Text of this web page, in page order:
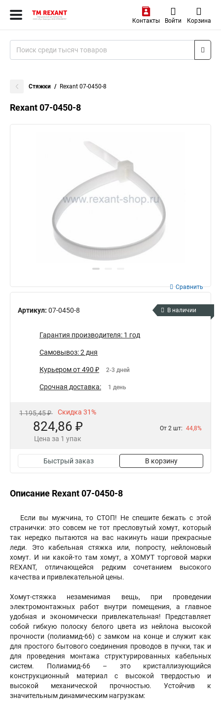
Контакты Войти Корзина
Стяжки Rexant 07-0450-8
Rexant 07-0450-8
Артикул: 07-0450-8
Сравнить
В наличии
Гарантия производителя: 1 год
Самовывоз: 2 дня
Курьером от 490 ₽ 2-3 дней
Срочная доставка: 1 день
1 195,45 ₽ Скидка 31%
824,86 ₽
Цена за 1 упак
От 2 шт: 44,8%
Быстрый заказ В корзину
Описание Rexant 07-0450-8
Если вы мужчина, то СТОП! Не спешите бежать с этой
странички: это совсем не тот пресловутый хомут, который
так нередко пытаются на вас накинуть наши прекрасные
леди. Это кабельная стяжка или, попросту, нейлоновый
хомут. И ни какой-то там хомут, а ХОМУТ торговой марки
REXANT, отличающейся редким сочетанием высокого
качества и привлекательной цены.
Хомут-стяжка незаменимая вещь, при проведении
электромонтажных работ внутри помещения, а главное
удобная и экономически привлекательная! Представляет
собой гибкую полоску белого цвета из нейлона высокой
прочности (полиамид-66) с замком на конце и служит как
для простого бытового соединения проводов в пучки, так и
для проведения монтажа структурированных кабельных
систем. Полиамид-66 – это кристаллизующийся
конструкционный материал с высокой твердостью и
высокой механической прочностью. Устойчив к
значительным динамическим нагрузкам: